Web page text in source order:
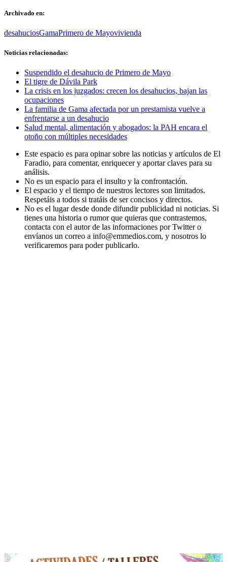
Archivado en:
desahuciosGamaPrimero de Mayovivienda
Noticias relacionadas:
Suspendido el desahucio de Primero de Mayo
El tigre de Dávila Park
La crisis en los juzgados: crecen los desahucios, bajan las
ocupaciones
La familia de Gama afectada por un prestamista vuelve a
enfrentarse a un desahucio
Salud mental, alimentación y abogados: la PAH encara el
otoño con múltiples necesidades
Este espacio es para opinar sobre las noticias y artículos de El
Faradio, para comentar, enriquecer y aportar claves para su
análisis.
No es un espacio para el insulto y la confrontación.
El espacio y el tiempo de nuestros lectores son limitados.
Respetáis a todos si tratáis de ser concisos y directos.
No es el lugar desde donde difundir publicidad ni noticias. Si
tienes una historia o rumor que quieras que contrastemos,
contacta con el autor de las informaciones por Twitter o
envíanos un correo a info@emmedios.com, y nosotros lo
verificaremos para poder publicarlo.